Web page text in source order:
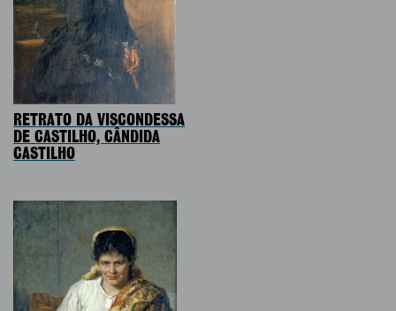
RETRATO DA VISCONDESSA
DE CASTILHO, CÂNDIDA
CASTILHO